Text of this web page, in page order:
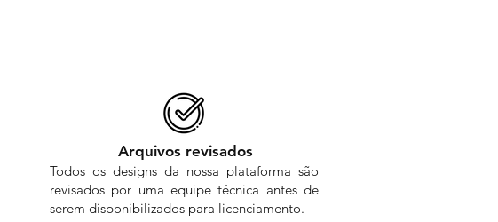
Arquivos revisados
Todos os designs da nossa plataforma são
revisados por uma equipe técnica antes de
serem disponibilizados para licenciamento.